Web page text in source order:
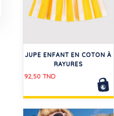
JUPE ENFANT EN COTON À
RAYURES
92,50 TND